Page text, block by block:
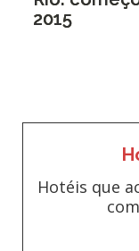
2015
Hotéis que